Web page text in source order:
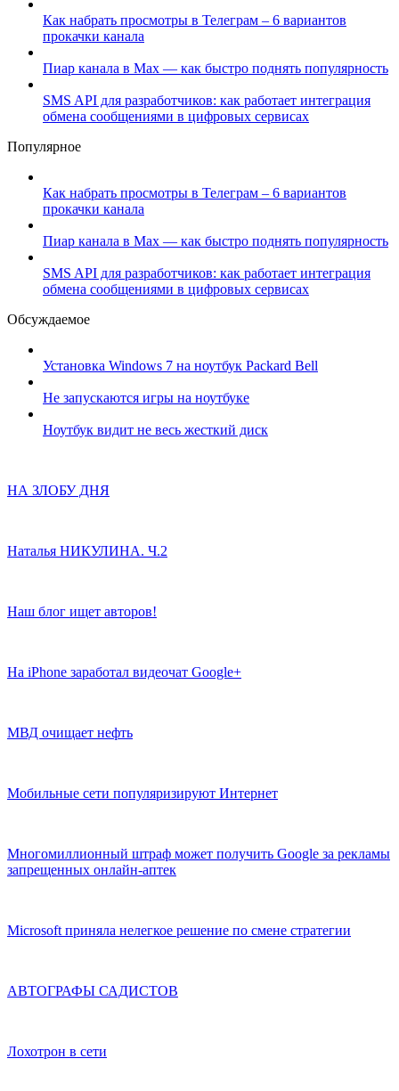
Как набрать просмотры в Телеграм – 6 вариантов
прокачки канала
Пиар канала в Max — как быстро поднять популярность
SMS API для разработчиков: как работает интеграция
обмена сообщениями в цифровых сервисах
Популярное
Как набрать просмотры в Телеграм – 6 вариантов
прокачки канала
Пиар канала в Max — как быстро поднять популярность
SMS API для разработчиков: как работает интеграция
обмена сообщениями в цифровых сервисах
Обсуждаемое
Установка Windows 7 на ноутбук Packard Bell
Не запускаются игры на ноутбуке
Ноутбук видит не весь жесткий диск
НА ЗЛОБУ ДНЯ
Наталья НИКУЛИНА. Ч.2
Наш блог ищет авторов!
На iPhone заработал видеочат Google+
МВД очищает нефть
Мобильные сети популяризируют Интернет
Многомиллионный штраф может получить Google за рекламы
запрещенных онлайн-аптек
Microsoft приняла нелегкое решение по смене стратегии
АВТОГРАФЫ САДИСТОВ
Лохотрон в сети